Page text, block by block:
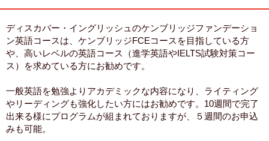
ディスカバー・イングリッシュのケンブリッジファンデーショ
ン英語コースは、ケンブリッジFCEコースを目指している方
や、高いレベルの英語コース（進学英語やIELTS試験対策コー
ス）を求めている方にお勧めです。
一般英語を勉強よりアカデミックな内容になり、ライティング
やリーディングも強化したい方にはお勧めです。10週間で完了
出来る様にプログラムが組まれておりますが、５週間のお申込
みも可能。